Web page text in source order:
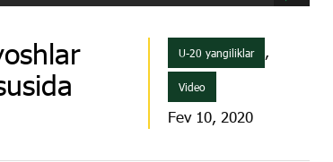
U-20 yangiliklar ,
Video
Fev 10, 2020